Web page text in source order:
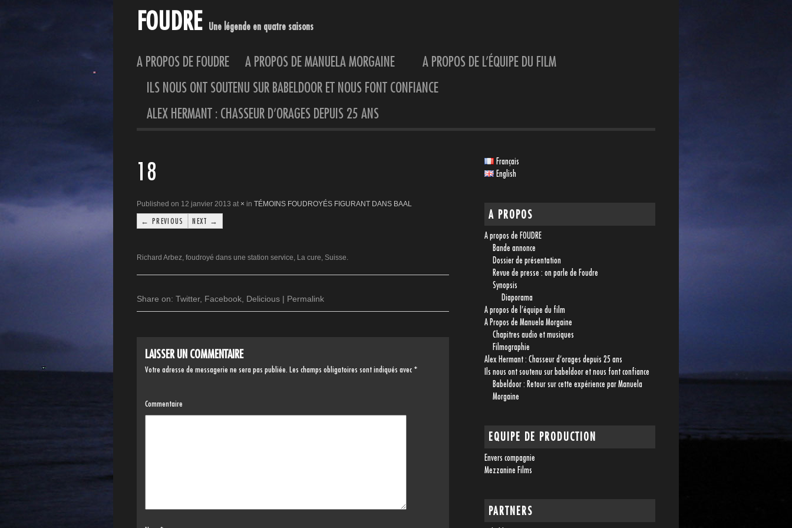
FOUDRE Une légende en quatre saisons
A PROPOS DE FOUDRE A PROPOS DE MANUELA MORGAINE
A PROPOS DE L’ÉQUIPE DU FILM
ILS NOUS ONT SOUTENU SUR BABELDOOR ET NOUS FONT CONFIANCE
ALEX HERMANT : CHASSEUR D’ORAGES DEPUIS 25 ANS
18
Published on 12 janvier 2013 at × in TÉMOINS FOUDROYÉS FIGURANT DANS BAAL
← PREVIOUS NEXT →
Richard Arbez, foudroyé dans une station service, La cure, Suisse.
Share on: Twitter, Facebook, Delicious | Permalink
LAISSER UN COMMENTAIRE
Votre adresse de messagerie ne sera pas publiée. Les champs obligatoires sont indiqués avec *
Commentaire
Français
English
A PROPOS
A propos de FOUDRE
Bande annonce
Dossier de présentation
Revue de presse : on parle de Foudre
Synopsis
Diaporama
A propos de l’équipe du film
A Propos de Manuela Morgaine
Chapitres audio et musiques
Filmographie
Alex Hermant : Chasseur d’orages depuis 25 ans
Ils nous ont soutenu sur babeldoor et nous font confiance
Babeldoor : Retour sur cette expérience par Manuela
Morgaine
EQUIPE DE PRODUCTION
Envers compagnie
Mezzanine Films
PARTNERS